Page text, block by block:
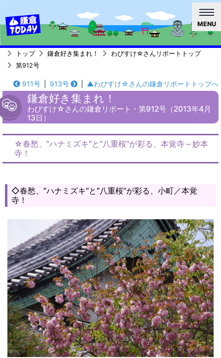
MENU
トップ 鎌倉好き集まれ！
わびすけ☆さんリポートトップ
第912号
911号 913号 ▲わびすけ☆さんの鎌倉リポートトップへ
鎌倉好き集まれ！
わびすけ☆さんの鎌倉リポート・第912号（2013年4月
13日）
☆春愁、”ハナミズキ”と”八重桜”が彩る、本覚寺～妙本
寺！
◇春愁、”ハナミズキ”と”八重桜”が彩る、小町／本覚
寺！